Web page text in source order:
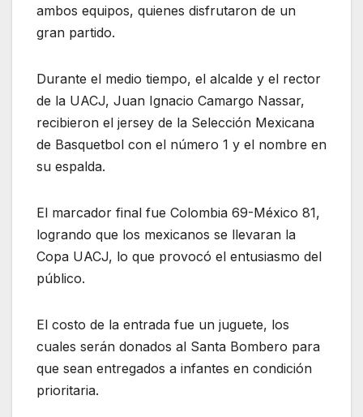
ambos equipos, quienes disfrutaron de un
gran partido.
Durante el medio tiempo, el alcalde y el rector
de la UACJ, Juan Ignacio Camargo Nassar,
recibieron el jersey de la Selección Mexicana
de Basquetbol con el número 1 y el nombre en
su espalda.
El marcador final fue Colombia 69-México 81,
logrando que los mexicanos se llevaran la
Copa UACJ, lo que provocó el entusiasmo del
público.
El costo de la entrada fue un juguete, los
cuales serán donados al Santa Bombero para
que sean entregados a infantes en condición
prioritaria.